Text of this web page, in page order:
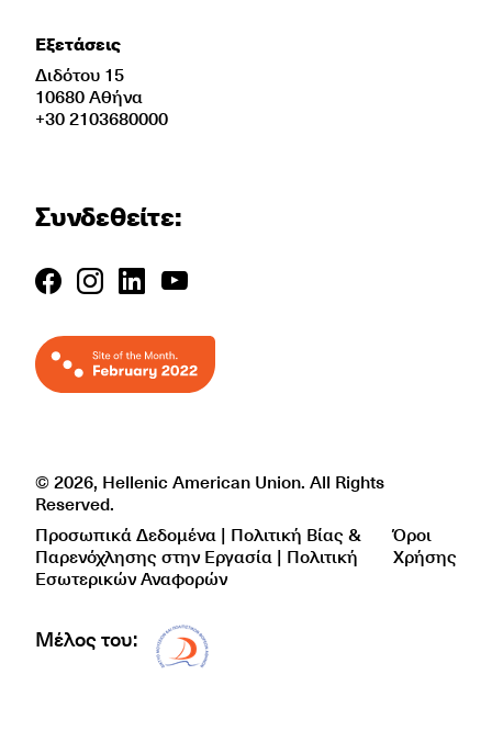
Εξετάσεις
Διδότου 15
10680 Αθήνα
+30 2103680000
Συνδεθείτε:
© 2026, Hellenic American Union. All Rights
Reserved.
Προσωπικά Δεδομένα | Πολιτική Βίας &
Παρενόχλησης στην Εργασία | Πολιτική
Εσωτερικών Αναφορών
Όροι
Χρήσης
Μέλος του: